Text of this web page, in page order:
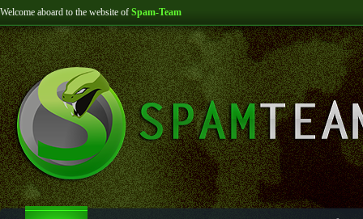
Welcome aboard to the website of Spam-Team